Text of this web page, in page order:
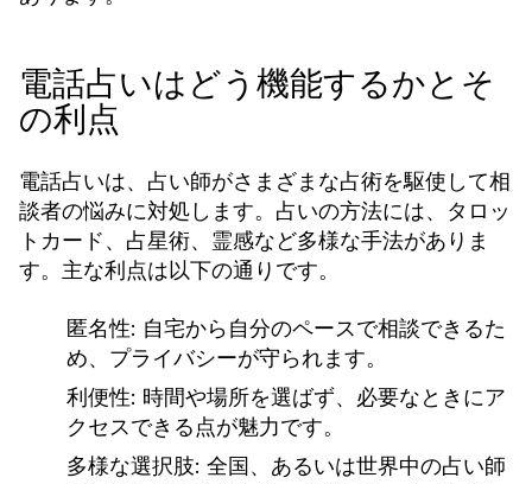
電話占いはどう機能するかとそ
の利点
電話占いは、占い師がさまざまな占術を駆使して相
談者の悩みに対処します。占いの方法には、タロッ
トカード、占星術、霊感など多様な手法がありま
す。主な利点は以下の通りです。
匿名性: 自宅から自分のペースで相談できるた
め、プライバシーが守られます。
利便性: 時間や場所を選ばず、必要なときにア
クセスできる点が魅力です。
多様な選択肢: 全国、あるいは世界中の占い師